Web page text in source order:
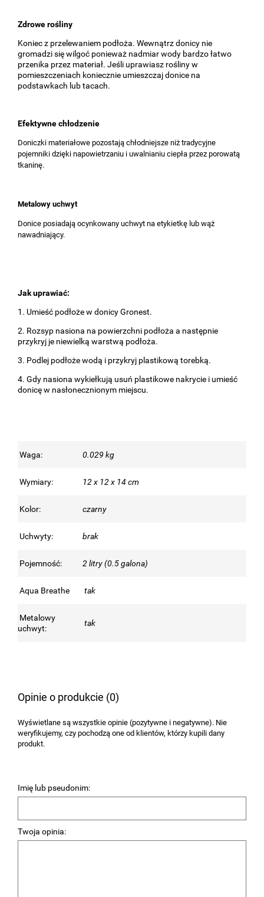
Zdrowe rośliny
Koniec z przelewaniem podłoża. Wewnątrz donicy nie
gromadzi się wilgoć ponieważ nadmiar wody bardzo łatwo
przenika przez materiał. Jeśli uprawiasz rośliny w
pomieszczeniach koniecznie umieszczaj donice na
podstawkach lub tacach.
Efektywne chłodzenie
Doniczki materiałowe pozostają chłodniejsze niż tradycyjne
pojemniki dzięki napowietrzaniu i uwalnianiu ciepła przez porowatą
tkaninę.
Metalowy uchwyt
Donice posiadają ocynkowany uchwyt na etykietkę lub wąż
nawadniający.
Jak uprawiać:
1. Umieść podłoże w donicy Gronest.
2. Rozsyp nasiona na powierzchni podłoża a następnie
przykryj je niewielką warstwą podłoża.
3. Podlej podłoże wodą i przykryj plastikową torebką.
4. Gdy nasiona wykiełkują usuń plastikowe nakrycie i umieść
donicę w nasłonecznionym miejscu.
Waga: 0.029 kg
Wymiary: 12 x 12 x 14 cm
Kolor: czarny
Uchwyty: brak
Pojemność: 2 litry (0.5 galona)
Aqua Breathe tak
Metalowy
uchwyt:
tak
Opinie o produkcie (0)
Wyświetlane są wszystkie opinie (pozytywne i negatywne). Nie
weryfikujemy, czy pochodzą one od klientów, którzy kupili dany
produkt.
Imię lub pseudonim:
Twoja opinia: